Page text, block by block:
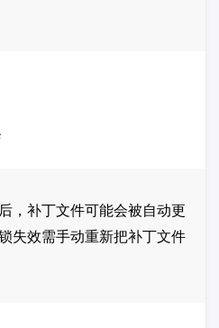
，补丁文件可能会被自动更
失效需手动重新把补丁文件